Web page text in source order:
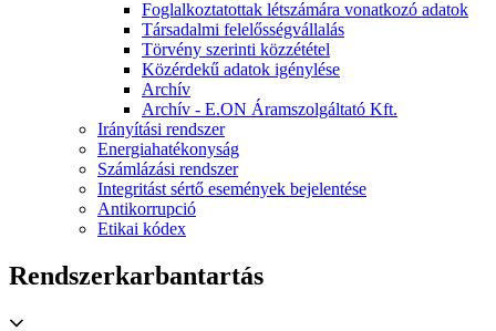
Foglalkoztatottak létszámára vonatkozó adatok
Társadalmi felelősségvállalás
Törvény szerinti közzététel
Közérdekű adatok igénylése
Archív
Archív - E.ON Áramszolgáltató Kft.
Irányítási rendszer
Energiahatékonyság
Számlázási rendszer
Integritást sértő események bejelentése
Antikorrupció
Etikai kódex
Rendszerkarbantartás